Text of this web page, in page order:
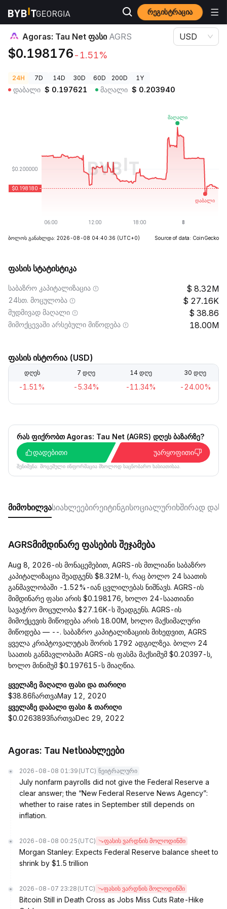
რეგისტრაცია
კრიპტოვალუტის ფასები Agoras: Tau Net ფასი AGRS
Agoras: Tau Net ფასი AGRS
$0.198176-1.51%
USD
24H 7D 14D 30D 60D 200D 1Y
დაბალი $ 0.197621 მაღალი $ 0.203940
ბოლოს განახლდა: 2026-08-08 04:40:36 (UTC+0) Source of data: CoinGecko
ფასის სტატისტიკა
საბაზრო კაპიტალიზაცია 8.32M
24სთ. მოცულობა 27.16K
მუდმივად მაღალი 38.86
მიმოქცევაში არსებული მიწოდება 18.00M
ფასის ისტორია (USD)
დღეს 7 დღე 14 დღე 30 დღე
-1.51% -5.34% -11.34% -24.00%
რას ფიქრობთ Agoras: Tau Net (AGRS) დღეს ბაზარზე?
დადებითი
უარყოფითი
შენიშვნა: მოცემული ინფორმაცია მხოლოდ საცნობარო ხასიათისაა.
მიმოხილვასიახლეებირეიტინგისოციალურიხშირად
AGRSმიმდინარე ფასების შეჯამება
Aug 8, 2026-ის მონაცემებით, AGRS-ის მთლიანი საბაზრო
კაპიტალიზაცია შეადგენს $8.32M-ს, რაც ბოლო 24 საათის
განმავლობაში -1.52%-იან ცვლილებას ნიშნავს. AGRS-ის
მიმდინარე ფასი არის $0.198176, ხოლო 24-საათიანი
სავაჭრო მოცულობა $27.16K-ს შეადგენს. AGRS-ის
მიმოქცევის მიწოდება არის 18.00M, ხოლო მაქსიმალური
მიწოდება — --. საბაზრო კაპიტალიზაციის მიხედვით, AGRS
ყველა კრიპტოვალუტას შორის 1792 ადგილზეა. ბოლო 24
საათის განმავლობაში AGRS-ის ფასმა მაქსიმუმ $0.20397-ს,
ხოლო მინიმუმ $0.197615-ს მიაღწია.
ყველაზე მაღალი ფასი და თარიღი
$38.86ჩართვაMay 12, 2020
ყველაზე დაბალი ფასი & თარიღი
$0.0263893ჩართვაDec 29, 2022
Agoras: Tau Netსიახლეები
2026-08-08 01:39 (UTC) ნეიტრალური
July nonfarm payrolls did not give the Federal Reserve a
clear answer; the “New Federal Reserve News Agency”:
whether to raise rates in September still depends on
inflation.
2026-08-08 00:25 (UTC) ფასის ვარდნის მოლოდინში
Morgan Stanley: Expects Federal Reserve balance sheet to
shrink by $1.5 trillion
2026-08-07 23:28 (UTC) ფასის ვარდნის მოლოდინში
Bitcoin Still in Death Cross as Jobs Miss Cuts Rate-Hike